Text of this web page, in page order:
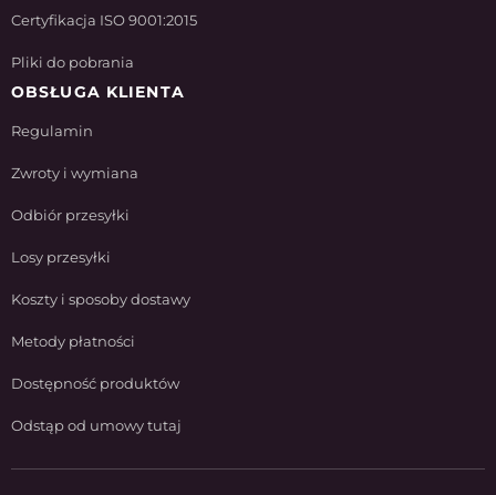
Certyfikacja ISO 9001:2015
Pliki do pobrania
OBSŁUGA KLIENTA
Regulamin
Zwroty i wymiana
Odbiór przesyłki
Losy przesyłki
Koszty i sposoby dostawy
Metody płatności
Dostępność produktów
Odstąp od umowy tutaj